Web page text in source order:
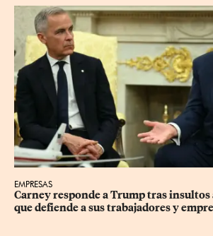
EMPRESAS
Carney responde a Trump tras insultos
que defiende a sus trabajadores y